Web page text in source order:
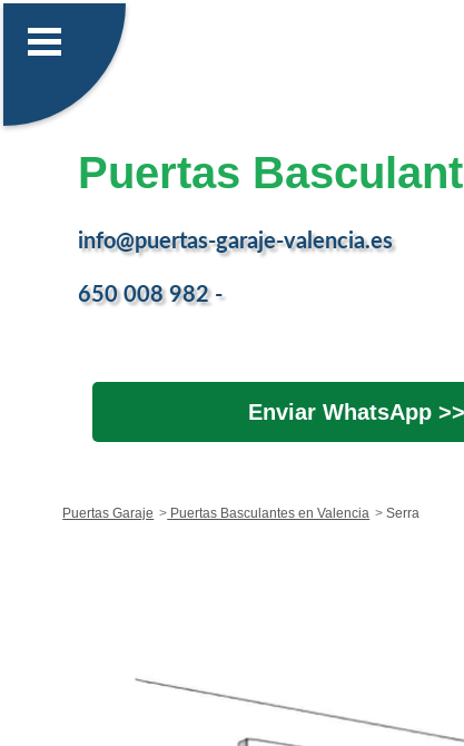
Puertas
info@puertas-garaje-valencia.es
650 008 982 -
Enviar WhatsApp >>
Puertas Garaje Puertas Basculantes en Valencia Serra